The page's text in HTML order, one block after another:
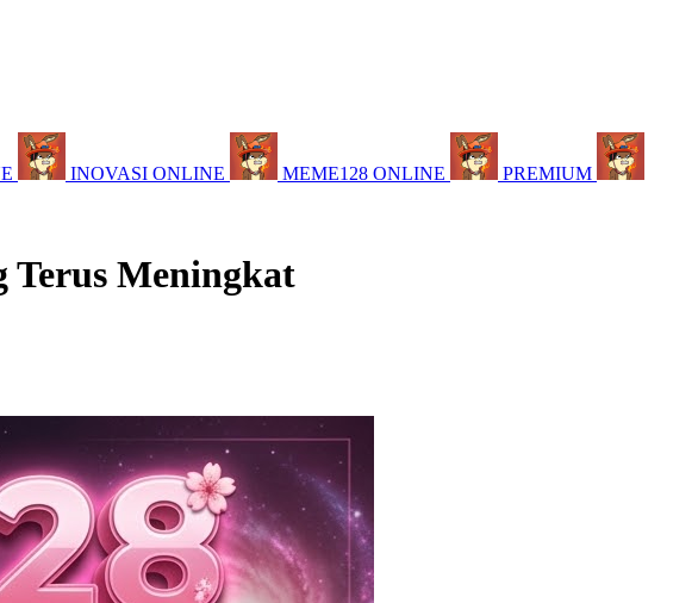
INOVASI ONLINE MEME128 ONLINE
PREMIUM
Terus Meningkat